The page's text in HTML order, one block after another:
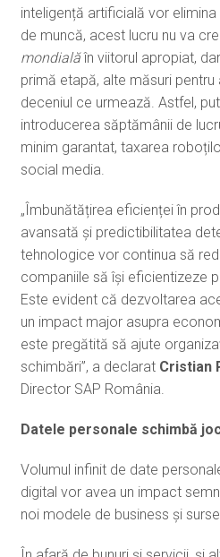
inteligență artificială vor
de muncă, acest lucru nu va
mondialăîn viitorul apropiat,
primă etapă, alte măsuri pentru
deceniul ce urmează. Astfel,
introducerea săptămânii de
minim garantat, taxarea
social media.
„Îmbunătățirea eficienței în
avansată și predictibilitatea
tehnologice vor continua să
companiile să își eficientizeze
Este evident că dezvoltarea
un impact major asupra
este pregătită să ajute
schimbări”, a declarat Cristian
Director SAP România.
Datele personale schimbă
Volumul infinit de date
digital vor avea un impact
noi modele de business și